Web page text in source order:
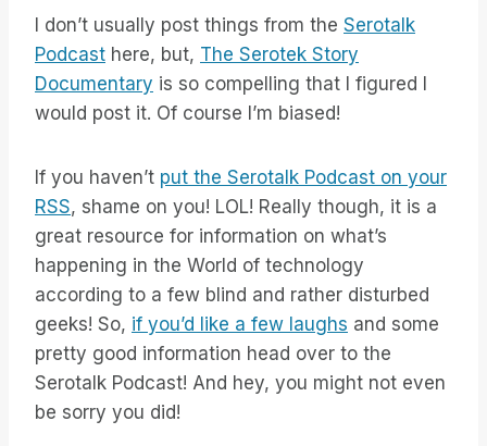
I don’t usually post things from the Serotalk
Podcast here, but, The Serotek Story
Documentary is so compelling that I figured I
would post it. Of course I’m biased!
If you haven’t put the Serotalk Podcast on your
RSS, shame on you! LOL! Really though, it is a
great resource for information on what’s
happening in the World of technology
according to a few blind and rather disturbed
geeks! So, if you’d like a few laughs and some
pretty good information head over to the
Serotalk Podcast! And hey, you might not even
be sorry you did!